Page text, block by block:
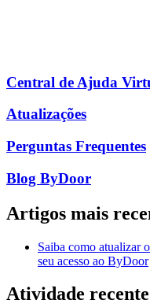
Central de Ajuda
Atualizações
Perguntas Frequentes
Blog ByDoor
Artigos mais
Saiba como atualizar
seu acesso ao ByDoor
Atividade recente